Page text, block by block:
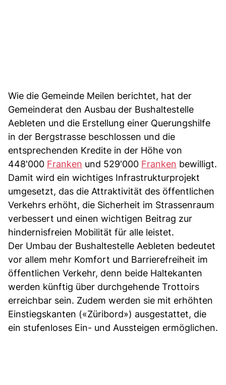
Wie die Gemeinde Meilen berichtet, hat der
Gemeinderat den Ausbau der Bushaltestelle
Aebleten und die Erstellung einer Querungshilfe
in der Bergstrasse beschlossen und die
entsprechenden Kredite in der Höhe von
448'000 Franken und 529'000 Franken bewilligt.
Damit wird ein wichtiges Infrastrukturprojekt
umgesetzt, das die Attraktivität des öffentlichen
Verkehrs erhöht, die Sicherheit im Strassenraum
verbessert und einen wichtigen Beitrag zur
hindernisfreien Mobilität für alle leistet.
Der Umbau der Bushaltestelle Aebleten bedeutet
vor allem mehr Komfort und Barrierefreiheit im
öffentlichen Verkehr, denn beide Haltekanten
werden künftig über durchgehende Trottoirs
erreichbar sein. Zudem werden sie mit erhöhten
Einstiegskanten («Züribord») ausgestattet, die
ein stufenloses Ein- und Aussteigen ermöglichen.